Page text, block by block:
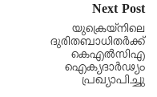
Next Post
യുക്രെയ്നിലെ
ദുരിതബാധിതർക്ക്
കെഎൽസിഎ
ഐക്യദാർഢ്യം
പ്രഖ്യാപിച്ചു